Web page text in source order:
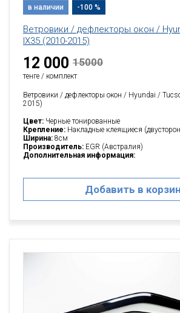
в наличии -100 %
Ветровики / дефлекторы окон /
IX35 (2010-2015)
12 000 15000
тенге / комплект
Ветровики / дефлекторы окон / Hyundai /
2015)
Цвет: Черные тонированные
Крепление: Накладные клеящиеся
Ширина: 8см
Производитель: EGR (Австралия)
Дополнительная информация:
Добавить в